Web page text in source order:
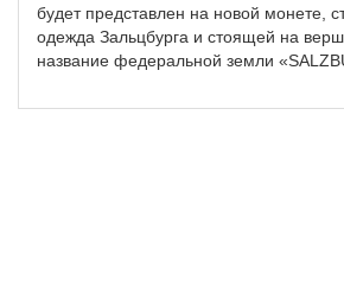
будет представлен на новой монете,
одежда Зальцбурга и стоящей на
название федеральной земли